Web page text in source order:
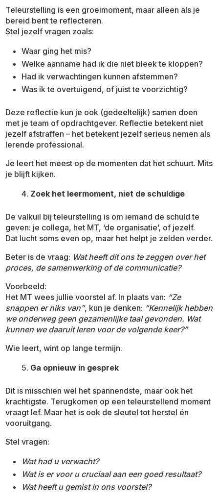
Teleurstelling is een groeimoment, maar alleen als je
bereid bent te reflecteren.
Stel jezelf vragen zoals:
Waar ging het mis?
Welke aanname had ik die niet bleek te kloppen?
Had ik verwachtingen kunnen afstemmen?
Was ik te overtuigend, of juist te voorzichtig?
Deze reflectie kun je ook (gedeeltelijk) samen doen
met je team of opdrachtgever. Reflectie betekent niet
jezelf afstraffen – het betekent jezelf serieus nemen als
lerende professional.
Je leert het meest op de momenten dat het schuurt. Mits
je blijft kijken.
Zoek het leermoment, niet de schuldige
De valkuil bij teleurstelling is om iemand de schuld te
geven: je collega, het MT, ‘de organisatie’, of jezelf.
Dat lucht soms even op, maar het helpt je zelden verder.
Beter is de vraag: Wat heeft dit ons te zeggen over het
proces, de samenwerking of de communicatie?
Voorbeeld:
Het MT wees jullie voorstel af. In plaats van: “Ze
snappen er niks van”, kun je denken: “Kennelijk hebben
we onderweg geen gezamenlijke taal gevonden. Wat
kunnen we daaruit leren voor de volgende keer?”
Wie leert, wint op lange termijn.
Ga opnieuw in gesprek
Dit is misschien wel het spannendste, maar ook het
krachtigste. Terugkomen op een teleurstellend moment
vraagt lef. Maar het is ook de sleutel tot herstel én
vooruitgang.
Stel vragen:
Wat had u verwacht?
Wat is er voor u cruciaal aan een goed resultaat?
Wat heeft u gemist in ons voorstel?